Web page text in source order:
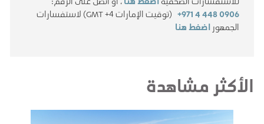
+971 4 448 0906
(توقيت الإمارات GMT +4) لاستفسارات
الجمهور اضغط هنا
الأكثر مشاهدة